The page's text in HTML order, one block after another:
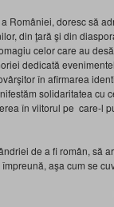
României, doresc să
din ţară şi din
celor care au
dedicată
în afirmarea
solidaritatea cu
în viitorul pe care-l
de a fi român, să
aşa cum se